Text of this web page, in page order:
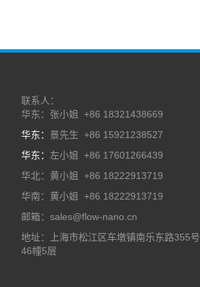
联系人：
华东：张小姐 +86 18321438669
华东： 景先生 +86 15921238527
华东： 左小姐 +86 17601266439
华北：黄小姐 +86 18222913719
华南：黄小姐 +86 18222913719
邮箱：sales@flow-nano.cn
地址：上海市松江区车墩镇南乐东路355号
46幢5层